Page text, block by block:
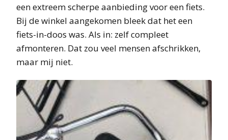
een extreem scherpe aanbieding voor een fiets.
Bij de winkel aangekomen bleek dat het een
fiets-in-doos was. Als in: zelf compleet
afmonteren. Dat zou veel mensen afschrikken,
maar mij niet.